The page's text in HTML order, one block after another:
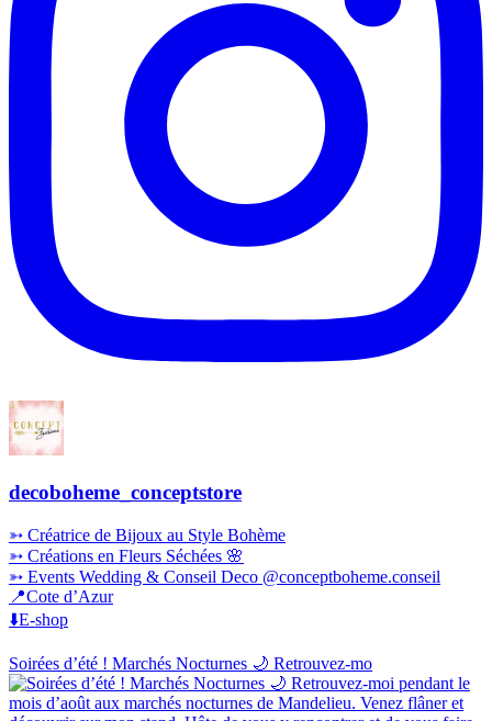
decoboheme_conceptstore
➳ Créatrice de Bijoux au Style Bohème
➳ Créations en Fleurs Séchées 🌸
➳ Events Wedding & Conseil Deco @conceptboheme.conseil
📍Cote d’Azur
⬇️E-shop
Soirées d’été ! Marchés Nocturnes 🌙 Retrouvez-mo